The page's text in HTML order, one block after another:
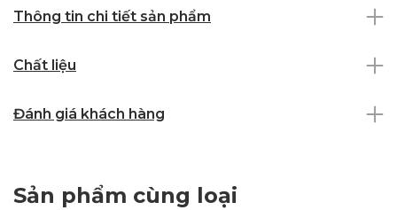
Thông tin chi tiết sản phẩm
Chất liệu
Đánh giá khách hàng
Sản phẩm cùng loại